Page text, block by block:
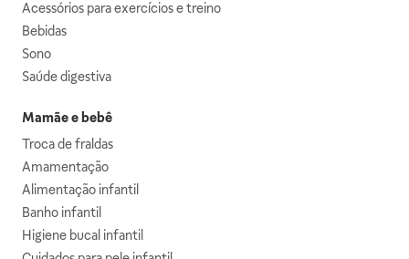
Acessórios para exercícios e treino
Bebidas
Sono
Saúde digestiva
Mamãe e bebê
Troca de fraldas
Amamentação
Alimentação infantil
Banho infantil
Higiene bucal infantil